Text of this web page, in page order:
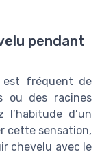
pendant
est fréquent de
ou des racines
d’un
cette sensation,
chevelu avec le